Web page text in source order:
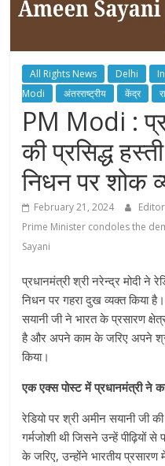
All Rights News Delhi
Modi
अंतरराष्ट्रीय केंद्र
PM Modi :
की प्रसिद्ध
निधन पर शोक
February 21, 2024
Prime Minister condoles the
Sayani
प्रधानमंत्री श्री नरेन्द्र मोदी ने
निधन पर गहरा दुख व्यक्त किया
सयानी जी ने भारत के प्रसारण
है और अपने काम के जरिए अपने
किया।
एक एक्स पोस्ट में प्रधानमंत्री ने
रेडियो पर श्री अमीन सयानी
गर्मजोशी थी जिसने उन्‍हें पीढ़ियों
के जरिए, उन्होंने भारतीय प्रसारण